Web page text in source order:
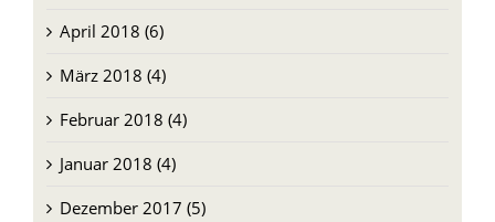
April 2018 (6)
März 2018 (4)
Februar 2018 (4)
Januar 2018 (4)
Dezember 2017 (5)